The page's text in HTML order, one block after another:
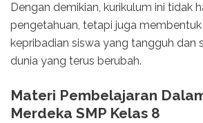
Dengan demikian, kurikulum ini tidak
pengetahuan, tetapi juga
kepribadian siswa yang tangguh dan
dunia yang terus berubah.
Materi Pembelajaran
Merdeka SMP Kelas 8